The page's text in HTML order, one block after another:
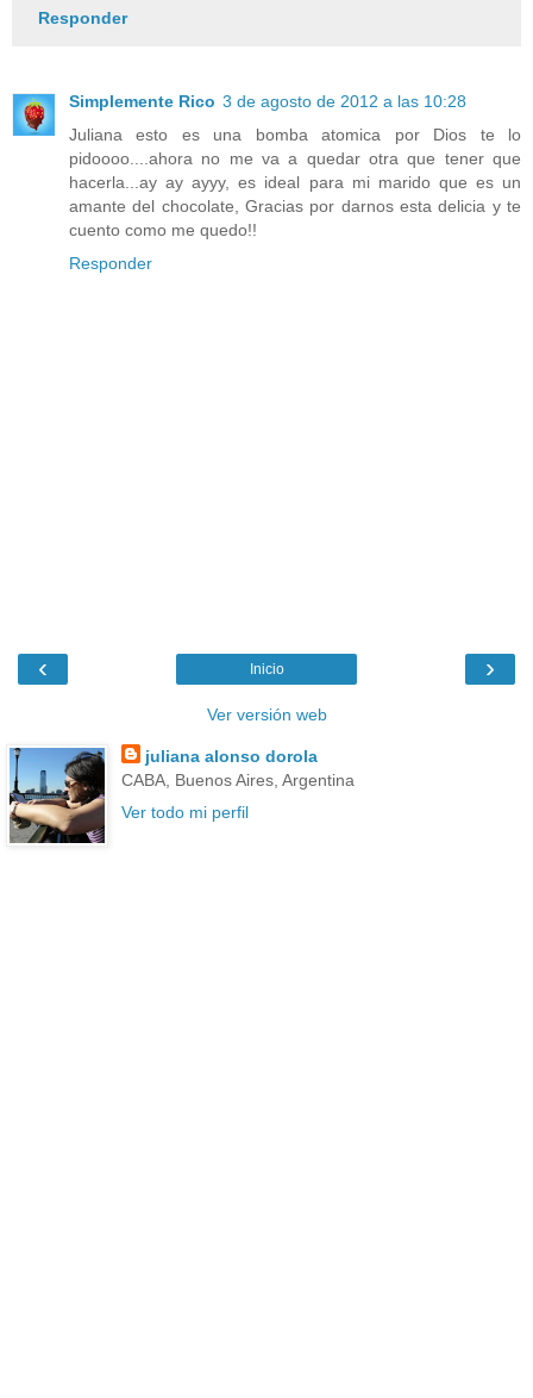
Responder
Simplemente Rico 3 de agosto de 2012 a las 10:28
Juliana esto es una bomba atomica por Dios te lo
pidoooo....ahora no me va a quedar otra que tener que
hacerla...ay ay ayyy, es ideal para mi marido que es un
amante del chocolate, Gracias por darnos esta delicia y te
cuento como me quedo!!
Responder
‹ ›
Inicio
Ver versión web
juliana alonso dorola
CABA, Buenos Aires, Argentina
Ver todo mi perfil